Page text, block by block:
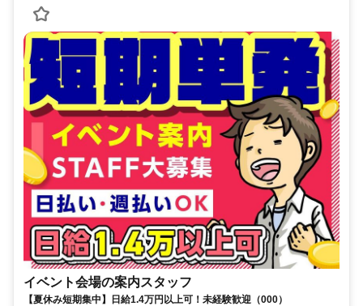
イベント会場の案内スタッフ
【夏休み短期集中】日給1.4万円以上可！未経験歓迎（000）